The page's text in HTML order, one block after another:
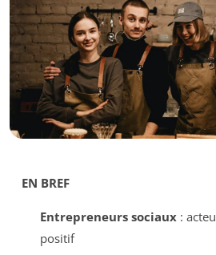
EN BREF
Entrepreneurs sociaux:
positif